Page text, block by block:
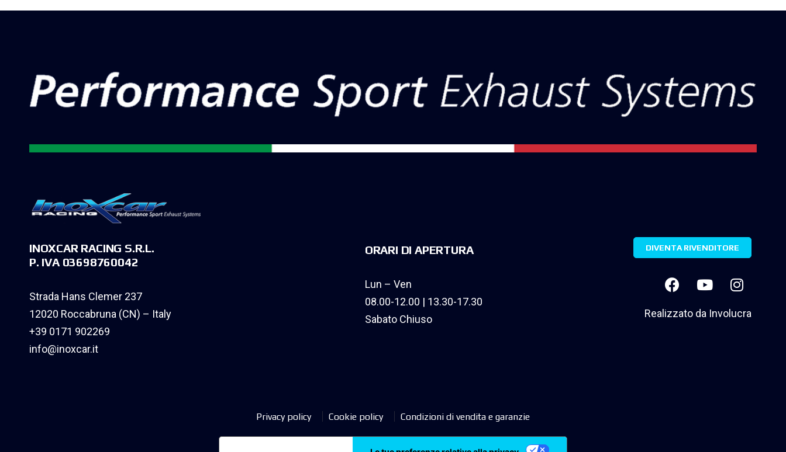
INOXCAR RACING S.R.L.
P. IVA 03698760042
Strada Hans Clemer 237
12020 Roccabruna (CN) – Italy
+39 0171 902269
info@inoxcar.it
ORARI DI APERTURA
Lun – Ven
08.00-12.00 | 13.30-17.30
Sabato Chiuso
DIVENTA RIVENDITORE
Realizzato da Involucra
Privacy policy Cookie policy Condizioni di vendita e garanzie